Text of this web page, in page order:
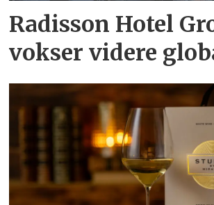
Radisson Hotel
vokser videre